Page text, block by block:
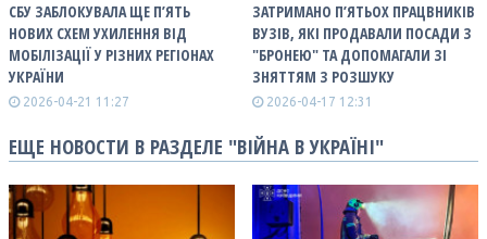
СБУ ЗАБЛОКУВАЛА ЩЕ П’ЯТЬ
НОВИХ СХЕМ УХИЛЕННЯ ВІД
МОБІЛІЗАЦІЇ У РІЗНИХ РЕГІОНАХ
УКРАЇНИ
2026-04-21 11:27
ЗАТРИМАНО П’ЯТЬОХ ПРАЦВНИКІВ
ВУЗІВ, ЯКІ ПРОДАВАЛИ ПОСАДИ З
"БРОНЕЮ" ТА ДОПОМАГАЛИ ЗІ
ЗНЯТТЯМ З РОЗШУКУ
2026-04-17 12:31
ЕЩЕ НОВОСТИ В РАЗДЕЛЕ "ВІЙНА В УКРАЇНІ"